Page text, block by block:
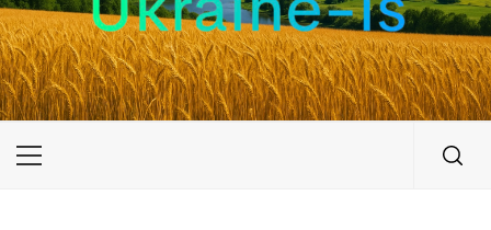
UKRAINE-IS
ПОДОРОЖI ПО УКРАЇНІ
Primary